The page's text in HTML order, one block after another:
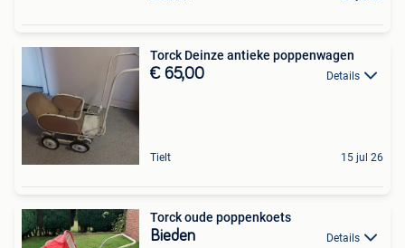
Torck Deinze antieke poppenwagen
€ 65,00 Details
Tielt 15 jul 26
Torck oude poppenkoets
Bieden Details